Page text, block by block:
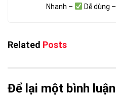
Nhanh –
Dễ dùng –
Related Posts
Để lại một bình luận